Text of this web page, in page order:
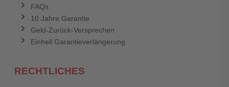
FAQs
10 Jahre Garantie
Geld-Zurück-Versprechen
Einhell Garantieverlängerung
RECHTLICHES